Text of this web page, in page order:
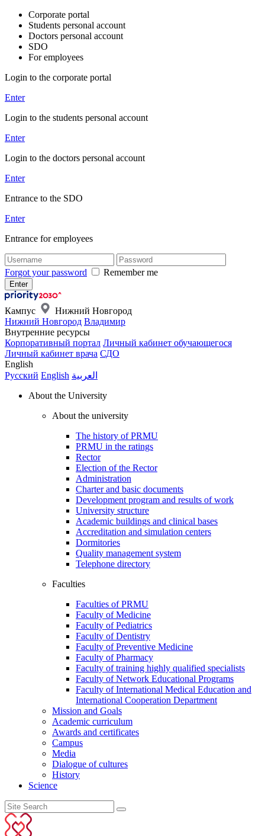
Corporate portal
Students personal account
Doctors personal account
SDO
For employees
Login to the corporate portal
Enter
Login to the students personal account
Enter
Login to the doctors personal account
Enter
Entrance to the SDO
Enter
Entrance for employees
Forgot your password Remember me
Кампус
Нижний Новгород
Нижний Новгород Владимир
Внутренние ресурсы
Корпоративный портал Личный кабинет обучающегося
Личный кабинет врача СДО
English
Русский English العربية
About the University
About the university
The history of PRMU
PRMU in the ratings
Rector
Election of the Rector
Administration
Charter and basic documents
Development program and results of work
University structure
Academic buildings and clinical bases
Accreditation and simulation centers
Dormitories
Quality management system
Telephone directory
Faculties
Faculties of PRMU
Faculty of Medicine
Faculty of Pediatrics
Faculty of Dentistry
Faculty of Preventive Medicine
Faculty of Pharmacy
Faculty of training highly qualified specialists
Faculty of Network Educational Programs
Faculty of International Medical Education and
International Cooperation Department
Mission and Goals
Academic curriculum
Awards and certificates
Campus
Media
Dialogue of cultures
History
Science